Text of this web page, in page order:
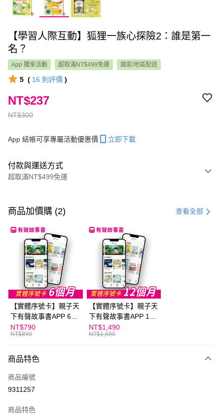
【學習人際互動】狐狸一族心探險2：誰是第一
名？
App 獨享活動 超取滿NT$499免運 國家/地區配送
5 ( 16 則評價 )
NT$300
NT$237
App 結帳可享專屬活動優惠價 立即下載
付款與運送方式
超取滿NT$499免運
信用卡一次付款
LINE Pay
Apple Pay
大哥付你分期
相關說明
【大哥付你分期使用說明】
1.本服務由台灣大哥大提供，台灣大哥大用戶可立即使用無須另外申請。
2.付款方式選擇「大哥付你分期」，訂單成立後會自動跳轉到大哥付的交易
流程，驗證手機門號後，選擇欲分期的期數、繳款截止日，確認付款後即完
成交易。
3.實際核准額度、可分期數及費用金額請依後續交易確認頁面所載為準。
法說明評估內容。
1.分期款項不併入電信帳單，「大哥付你分期」於每月結算日後寄送繳費提
醒簡訊。
AFTEE先享後付
相關說明
【關於「AFTEE先享後付」】
AFTEE先享後付是「在收到商品之後才付款」的支付方式。 讓您購物簡單
便利好安心！
２．便利：只要手機號碼，簡訊認證，即可結帳。
３．安心：先確認商品／服務後，再付款。
【「AFTEE先享後付」結帳流程】
１．於結帳方式選擇「AFTEE先享後付」後，將跳轉至「AFTEE先享後付」
２．訂單成立數日內，您將收到繳費通知簡訊。
ATM付款
每筆NT$70，滿NT$499(含以上)免運費
每筆NT$70，滿NT$800(含以上)免運費
商品加價購 (2) 查看全部
【實體序號卡】親子天
下有聲故事書APP 6個
月
NT$790
NT$890
【實體序號卡】親子天
下有聲故事書APP 12
個月
NT$1,490
NT$1,680
商品特色
商品編號
9311257
商品特色